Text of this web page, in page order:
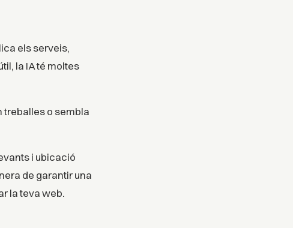
els serveis,
la IA té moltes
treballes o sembla
i ubicació
de garantir una
la teva web.